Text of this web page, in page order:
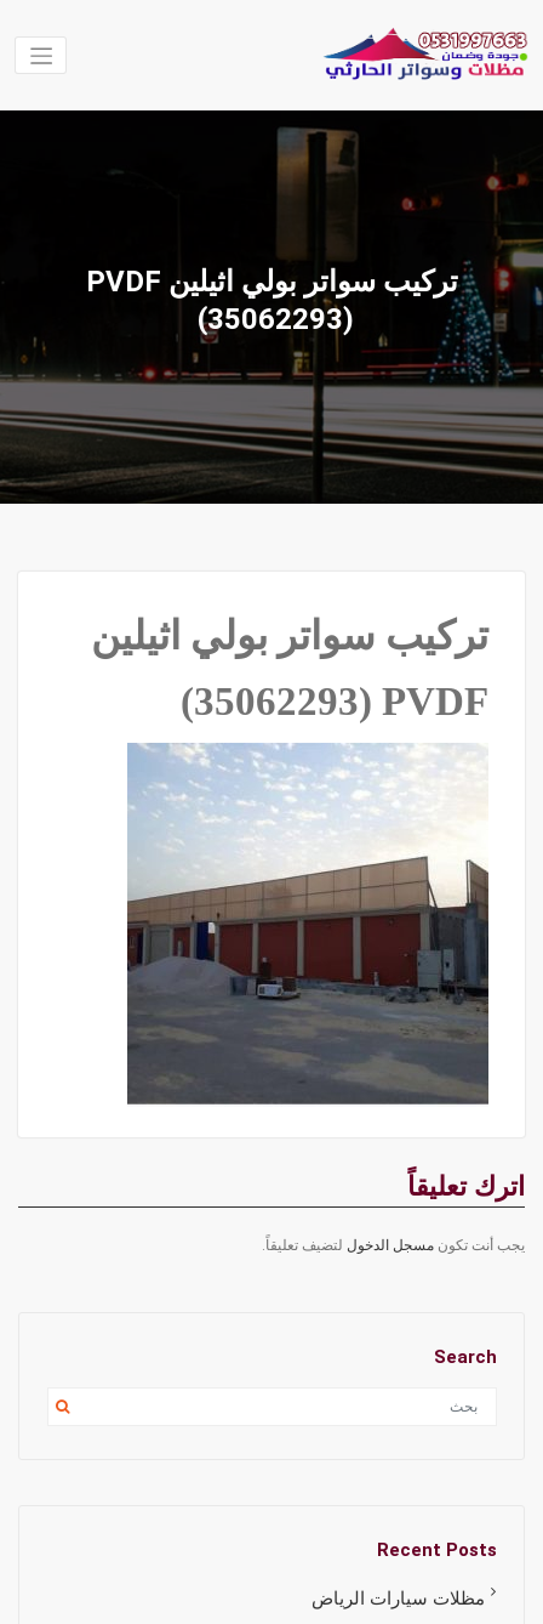
إلى
المحتوى
وسواتر
الحارثي
مظلات الحارثي
نقوم بتنفيذ اعمال
والهناجر وغيرها من
العربية السعودية
تركيب سواتر بولي اثيلين PVDF
‫(35062293)‬ ‫‬
تركيب سواتر بولي اثيلين
PVDF ‫(35062293)‬ ‫‬
اترك تعليقاً
يجب أنت تكون مسجل الدخول لتضيف تعليقاً.
Search
Recent Posts
مظلات سيارات الرياض